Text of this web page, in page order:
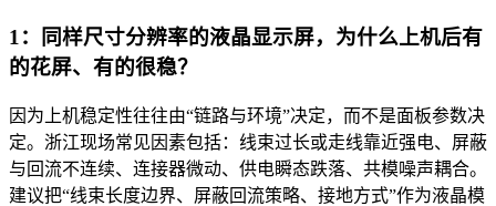
1：同样尺寸分辨率的液晶显示屏，为什么上机后有
的花屏、有的很稳？
因为上机稳定性往往由“链路与环境”决定，而不是面板参数决
定。浙江现场常见因素包括：线束过长或走线靠近强电、屏蔽
与回流不连续、连接器微动、供电瞬态跌落、共模噪声耦合。
建议把“线束长度边界、屏蔽回流策略、接地方式”作为液晶模